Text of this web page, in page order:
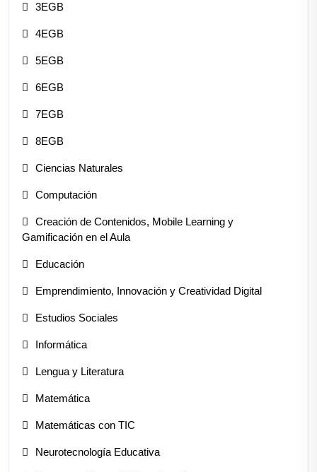
3EGB
4EGB
5EGB
6EGB
7EGB
8EGB
Ciencias Naturales
Computación
Creación de Contenidos, Mobile Learning y
Gamificación en el Aula
Educación
Emprendimiento, Innovación y Creatividad Digital
Estudios Sociales
Informática
Lengua y Literatura
Matemática
Matemáticas con TIC
Neurotecnología Educativa